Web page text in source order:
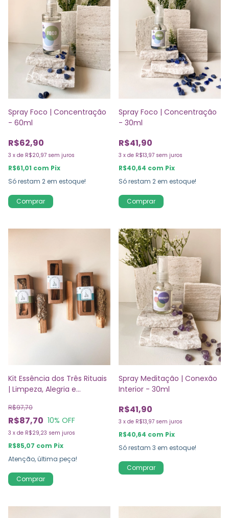
Spray Foco | Concentração
- 60ml
R$62,90
3 x de R$20,97 sem juros
R$61,01 com Pix
Só restam 2 em estoque!
Spray Foco | Concentração
- 30ml
R$41,90
3 x de R$13,97 sem juros
R$40,64 com Pix
Só restam 2 em estoque!
Kit Essência dos Três Rituais
| Limpeza, Alegria e
R$87,70
R$97,70
10% OFF
3 x de R$29,23 sem juros
R$85,07 com Pix
Atenção, última peça!
Spray Meditação | Conexão
Interior - 30ml
R$41,90
3 x de R$13,97 sem juros
R$40,64 com Pix
Só restam 3 em estoque!